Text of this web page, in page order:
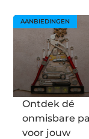
AANBIEDINGEN
Ontdek dé
onmisbare
voor jouw